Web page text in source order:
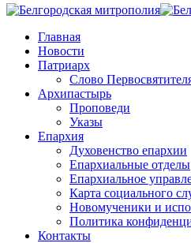
Главная
Новости
Патриарх
Слово
Архипастырь
Проповеди
Указы
Епархия
Духовенство епархии
Епархиальные отделы
Епархиальное
Карта социального
Новомученики и
Политика
Контакты